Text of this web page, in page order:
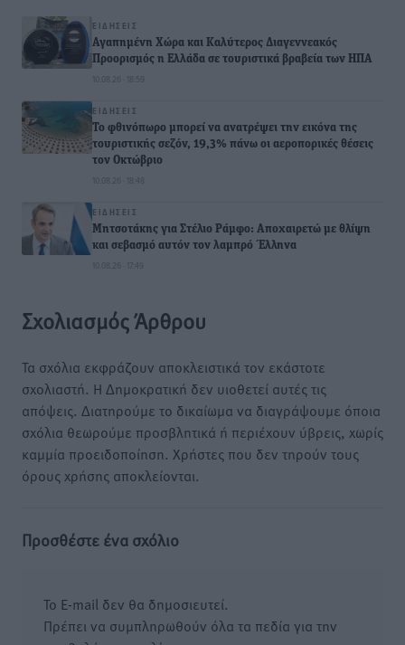
ΕΙΔΉΣΕΙΣ
Αγαπημένη Χώρα και Καλύτερος Διαγεννεακός
Προορισμός η Ελλάδα σε τουριστικά βραβεία των ΗΠΑ
10.08.26 · 18:59
ΕΙΔΉΣΕΙΣ
Το φθινόπωρο μπορεί να ανατρέψει την εικόνα της
τουριστικής σεζόν, 19,3% πάνω οι αεροπορικές θέσεις
τον Οκτώβριο
10.08.26 · 18:48
ΕΙΔΉΣΕΙΣ
Μητσοτάκης για Στέλιο Ράμφο: Αποχαιρετώ με θλίψη
και σεβασμό αυτόν τον λαμπρό Έλληνα
10.08.26 · 17:49
Σχολιασμός Άρθρου
Τα σχόλια εκφράζουν αποκλειστικά τον εκάστοτε
σχολιαστή. Η Δημοκρατική δεν υιοθετεί αυτές τις
απόψεις. Διατηρούμε το δικαίωμα να διαγράψουμε όποια
σχόλια θεωρούμε προσβλητικά ή περιέχουν ύβρεις, χωρίς
καμμία προειδοποίηση. Χρήστες που δεν τηρούν τους
όρους χρήσης αποκλείονται.
Προσθέστε ένα σχόλιο
Το E-mail δεν θα δημοσιευτεί.
Πρέπει να συμπληρωθούν όλα τα πεδία για την